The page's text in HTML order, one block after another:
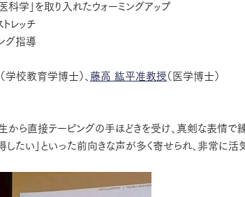
科学」を取り入れたウォーミングアップ
レッチ
グ指導
（学校教育学博士）、 藤高 紘平准教授 （医学博士）
から直接テーピングの手ほどきを受け、真剣な表情で
したい」といった前向きな声が多く寄せられ、非常に活